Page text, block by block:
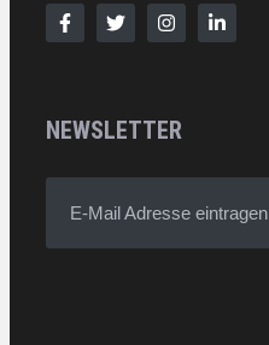
NEWSLETTER
E-Mail Adresse eintragen